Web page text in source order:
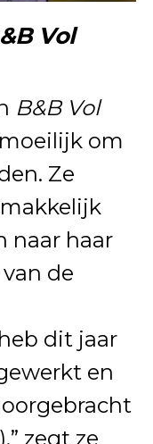
Vol
B&B Vol
om
Ze
naar haar
de
dit jaar
en
zegt ze